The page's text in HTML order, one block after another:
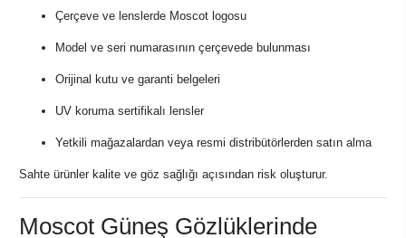
Çerçeve ve lenslerde Moscot logosu
Model ve seri numarasının çerçevede bulunması
Orijinal kutu ve garanti belgeleri
UV koruma sertifikalı lensler
Yetkili mağazalardan veya resmi distribütörlerden satın alma
Sahte ürünler kalite ve göz sağlığı açısından risk oluşturur.
Moscot Güneş Gözlüklerinde